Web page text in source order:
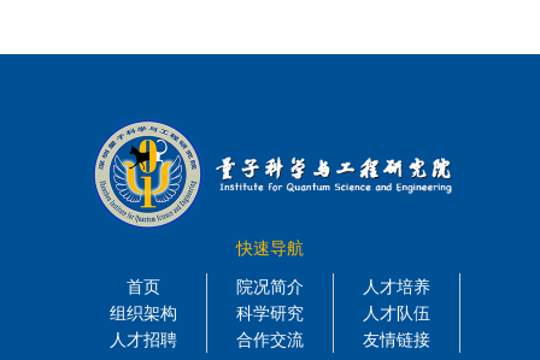
快速导航
首页
院况简介
人才培养
组织架构
科学研究
人才队伍
人才招聘
合作交流 友情链接